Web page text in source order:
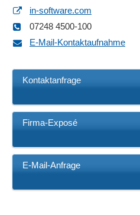
in-software.com
07248 4500-100
E-Mail-Kontaktaufnahme
Kontaktanfrage
Firma-Exposé
E-Mail-Anfrage